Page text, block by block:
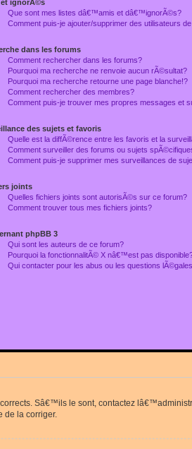
ignorÃ©s
Que sont mes listes dâ€™amis et dâ€™ignorÃ©s?
Comment puis-je ajouter/supprimer des utilisateurs
dans les forums
Comment rechercher dans les forums?
Pourquoi ma recherche ne renvoie aucun rÃ©sultat?
Pourquoi ma recherche retourne une page blanche!?
Comment rechercher des membres?
Comment puis-je trouver mes propres messages et
des sujets et favoris
Quelle est la diffÃ©rence entre les favoris et la
Comment surveiller des forums ou sujets
Comment puis-je supprimer mes surveillances de
joints
Quelles fichiers joints sont autorisÃ©s sur ce forum?
Comment trouver tous mes fichiers joints?
phpBB 3
Qui sont les auteurs de ce forum?
Pourquoi la fonctionnalitÃ© X nâ€™est pas
Qui contacter pour les abus ou les questions
Sâ€™ils le sont, contactez
de la corriger.